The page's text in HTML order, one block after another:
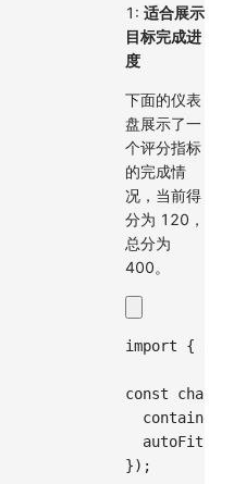
1: 适合展示
目标完成进
度
下面的仪表
盘展示了一
个评分指标
的完成情
况，当前得
分为 120，
总分为
400。
import {
const chart
container
autoFit
}) ;